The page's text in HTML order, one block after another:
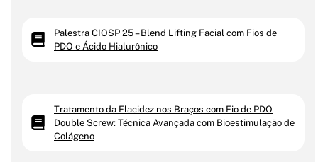
Palestra CIOSP 25 – Blend Lifting Facial com Fios de
PDO e Ácido Hialurônico
Tratamento da Flacidez nos Braços com Fio de PDO
Double Screw: Técnica Avançada com Bioestimulação de
Colágeno